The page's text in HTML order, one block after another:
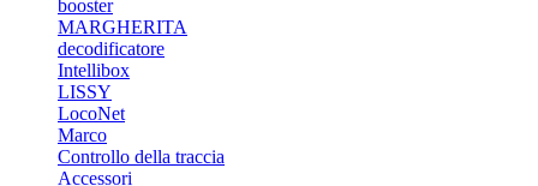
booster
MARGHERITA
decodificatore
Intellibox
LISSY
LocoNet
Marco
Controllo della traccia
Accessori